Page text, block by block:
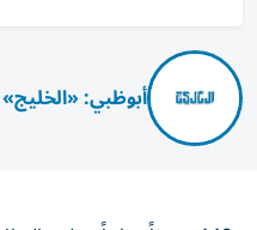
أبوظبي: «الخليج»